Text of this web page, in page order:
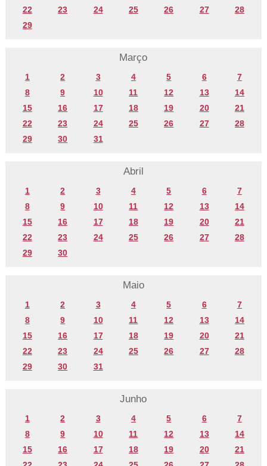
22
23 24 25 26 27
28
29
Março
1 2 3 4 5 6
7
8
9 10 11 12 13
14
15
16 17 18 19 20
21
22
23 24 25 26 27
28
29
30 31
Abril
1 2 3 4 5 6
7
8
9 10 11 12 13
14
15
16 17 18 19 20
21
22
23 24 25 26 27
28
29
30
Maio
1 2 3 4 5 6
7
8
9 10 11 12 13
14
15
16 17 18 19 20
21
22
23 24 25 26 27
28
29
30 31
Junho
1 2 3 4 5 6
7
8
9 10 11 12 13
14
15
16 17 18 19 20
21